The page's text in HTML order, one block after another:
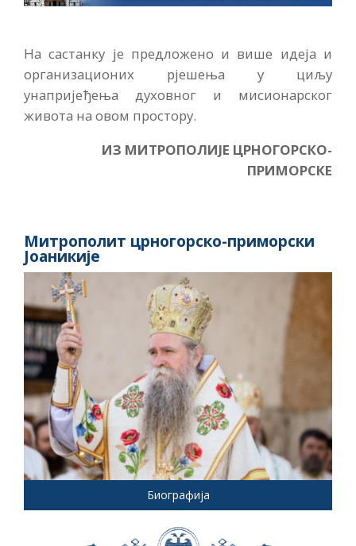
На састанку је предложено и више идеја и
организационих рјешења у циљу
унапријеђења духовног и мисионарског
живота на овом простору.
ИЗ МИТРОПОЛИЈЕ ЦРНОГОРСКО-
ПРИМОРСКЕ
Митрополит црногорско-приморски
Јоаникије
Биографија